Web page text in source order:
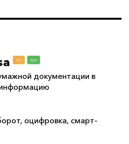
ru en
документации в
, оцифровка, смарт-